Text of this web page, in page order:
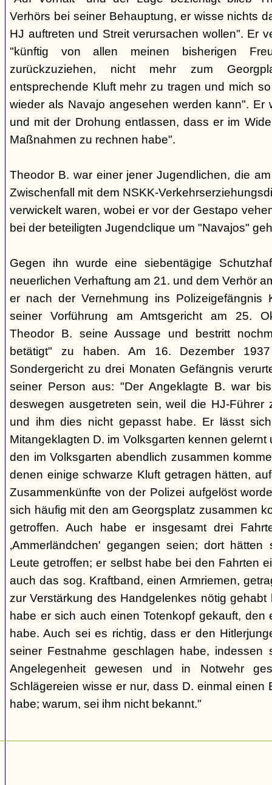
Verhörs bei seiner Behauptung, er wisse nichts
HJ auftreten und Streit verursachen wollen". Er
"künftig von allen meinen bisherigen
zurückzuziehen, nicht mehr zum
entsprechende Kluft mehr zu tragen und mich
wieder als Navajo angesehen werden kann". Er
und mit der Drohung entlassen, dass er im
Maßnahmen zu rechnen habe".
Theodor B. war einer jener Jugendlichen, die
Zwischenfall mit dem NSKK-
verwickelt waren, wobei er vor der Gestapo
bei der beteiligten Jugendclique um "Navajos"
Gegen ihn wurde eine siebentägige
neuerlichen Verhaftung am 21. und dem Verhör
er nach der Vernehmung ins Polizeigefängnis
seiner Vorführung am Amtsgericht am 25.
Theodor B. seine Aussage und bestritt
betätigt" zu haben. Am 16. Dezember
Sondergericht zu drei Monaten Gefängnis
seiner Person aus: "Der Angeklagte B. war
deswegen ausgetreten sein, weil die HJ-Führer
und ihm dies nicht gepasst habe. Er lässt
Mitangeklagten D. im Volksgarten kennen
den im Volksgarten abendlich zusammen
denen einige schwarze Kluft getragen hätten,
Zusammenkünfte von der Polizei aufgelöst
sich häufig mit den am Georgsplatz zusammen
getroffen. Auch habe er insgesamt drei
‚Ammerländchen' gegangen seien; dort
Leute getroffen; er selbst habe bei den Fahrten
auch das sog. Kraftband, einen Armriemen,
zur Verstärkung des Handgelenkes nötig gehabt
habe er sich auch einen Totenkopf gekauft, den
habe. Auch sei es richtig, dass er den
seiner Festnahme geschlagen habe,
Angelegenheit gewesen und in Notwehr
Schlägereien wisse er nur, dass D. einmal einen
habe; warum, sei ihm nicht bekannt."